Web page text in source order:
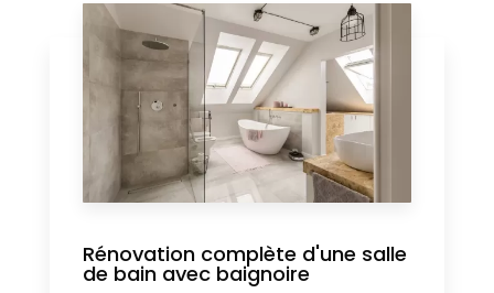
Rénovation complète d'une salle
de bain avec baignoire